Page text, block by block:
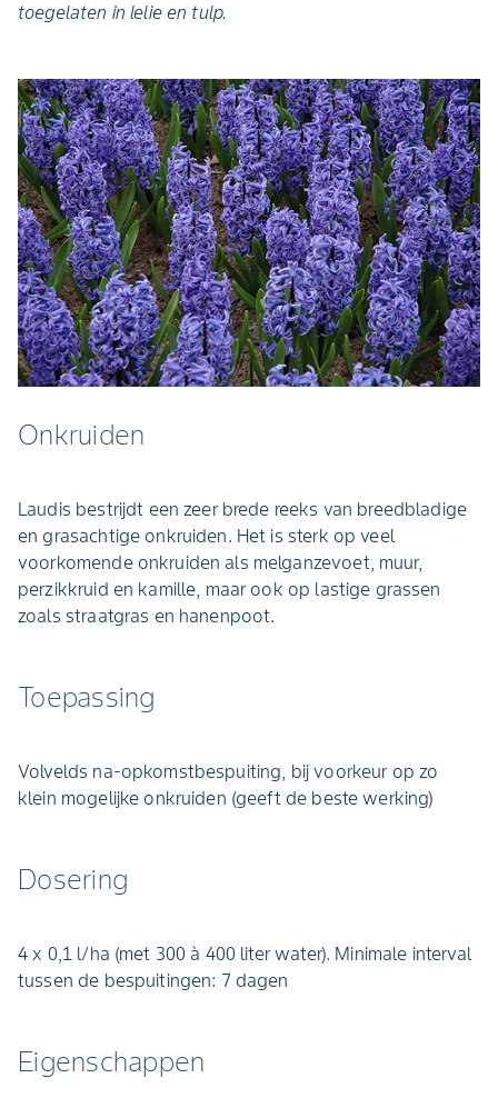
toegelaten in lelie en tulp.
Onkruiden
Laudis bestrijdt een zeer brede reeks van breedbladige
en grasachtige onkruiden. Het is sterk op veel
voorkomende onkruiden als melganzevoet, muur,
perzikkruid en kamille, maar ook op lastige grassen
zoals straatgras en hanenpoot.
Toepassing
Volvelds na-opkomstbespuiting, bij voorkeur op zo
klein mogelijke onkruiden (geeft de beste werking)
Dosering
4 x 0,1 l/ha (met 300 à 400 liter water). Minimale interval
tussen de bespuitingen: 7 dagen
Eigenschappen